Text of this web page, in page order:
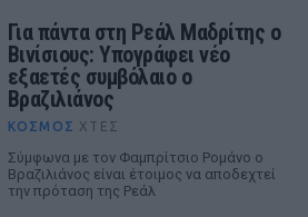
Για πάντα στη Ρεάλ Μαδρίτης ο
Βινίσιους: Υπογράφει νέο
εξαετές συμβόλαιο ο
Βραζιλιάνος
ΚΌΣΜΟΣ ΧΤΕΣ
Σύμφωνα με τον Φαμπρίτσιο Ρομάνο ο
Βραζιλιάνος είναι έτοιμος να αποδεχτεί
την πρόταση της Ρεάλ